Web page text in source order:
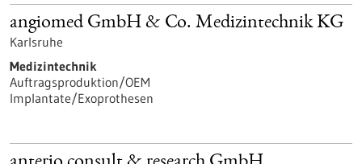
angiomed GmbH & Co. Medizintechnik KG
Karlsruhe
Medizintechnik
Auftragsproduktion/OEM
Implantate/Exoprothesen